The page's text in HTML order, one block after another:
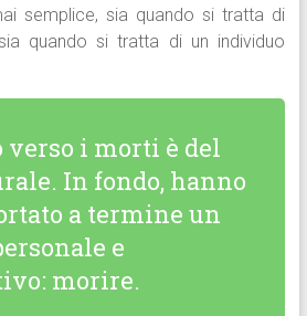
semplice, sia quando si tratta di
quando si tratta di un individuo
i morti è del
In fondo, hanno
a termine un
e
morire.